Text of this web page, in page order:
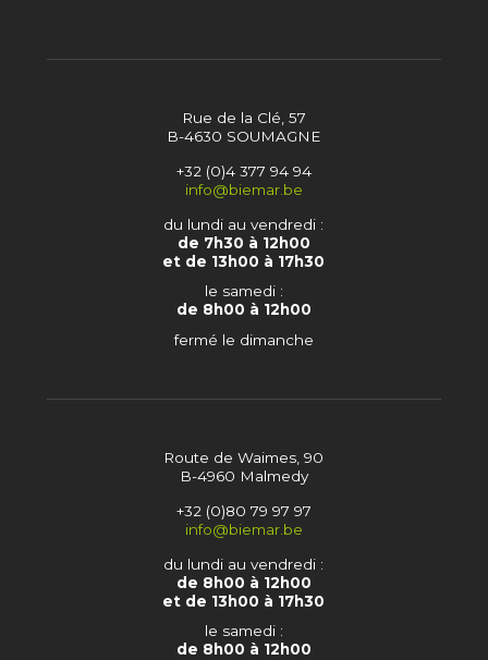
Rue de la Clé, 57
B-4630 SOUMAGNE
+32 (0)4 377 94 94
info@biemar.be
du lundi au vendredi :
de 7h30 à 12h00
et de 13h00 à 17h30
le samedi :
de 8h00 à 12h00
fermé le dimanche
Route de Waimes, 90
B-4960 Malmedy
+32 (0)80 79 97 97
info@biemar.be
du lundi au vendredi :
de 8h00 à 12h00
et de 13h00 à 17h30
le samedi :
de 8h00 à 12h00